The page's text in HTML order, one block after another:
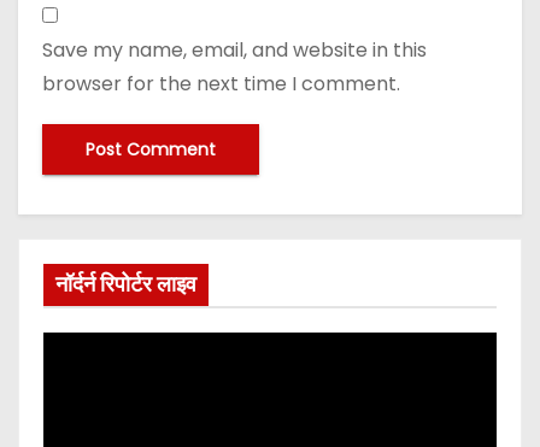
Save my name, email, and website in this
browser for the next time I comment.
नॉर्दर्न रिपोर्टर लाइव